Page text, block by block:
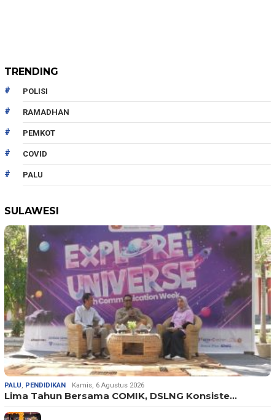
TRENDING
POLISI
RAMADHAN
PEMKOT
COVID
PALU
SULAWESI
PALU, PENDIDIKAN Kamis, 6 Agustus 2026
Lima Tahun Bersama COMIK, DSLNG Konsiste…